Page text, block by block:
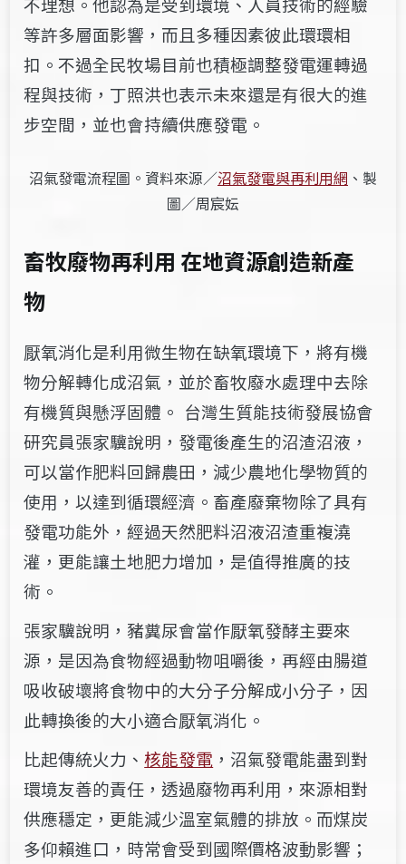
等許多層面影響，而且多種因素彼此環環相
扣。不過全民牧場目前也積極調整發電運轉過
程與技術，丁照洪也表示未來還是有很大的進
步空間，並也會持續供應發電。
沼氣發電流程圖。資料來源／沼氣發電與再利用網 、製
圖／周宸妘
畜牧廢物再利用 在地資源創造新產
物
厭氧消化是利用微生物在缺氧環境下，將有機
物分解轉化成沼氣，並於畜牧廢水處理中去除
有機質與懸浮固體。 台灣生質能技術發展協會
研究員張家驥說明，發電後產生的沼渣沼液，
可以當作肥料回歸農田，減少農地化學物質的
使用，以達到循環經濟。畜產廢棄物除了具有
發電功能外，經過天然肥料沼液沼渣重複澆
灌，更能讓土地肥力增加，是值得推廣的技
術。
張家驥說明，豬糞尿會當作厭氧發酵主要來
源，是因為食物經過動物咀嚼後，再經由腸道
吸收破壞將食物中的大分子分解成小分子，因
此轉換後的大小適合厭氧消化。
比起傳統火力、核能發電 ，沼氣發電能盡到對
環境友善的責任，透過廢物再利用，來源相對
供應穩定，更能減少溫室氣體的排放。而煤炭
多仰賴進口，時常會受到國際價格波動影響；